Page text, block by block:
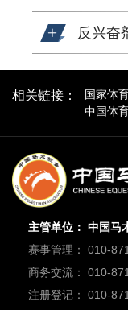
反兴奋
相关链接： 国家体
中国体
主管单位： 中国马
赛事管理： 010-
商务交流： 010-
注册登记： 010-